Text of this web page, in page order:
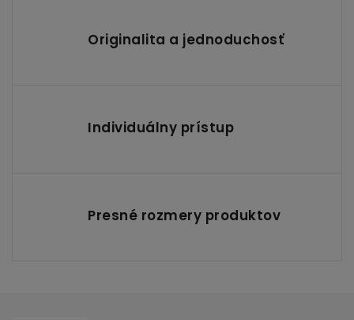
Originalita a jednoduchosť
Individuálny prístup
Presné rozmery produktov